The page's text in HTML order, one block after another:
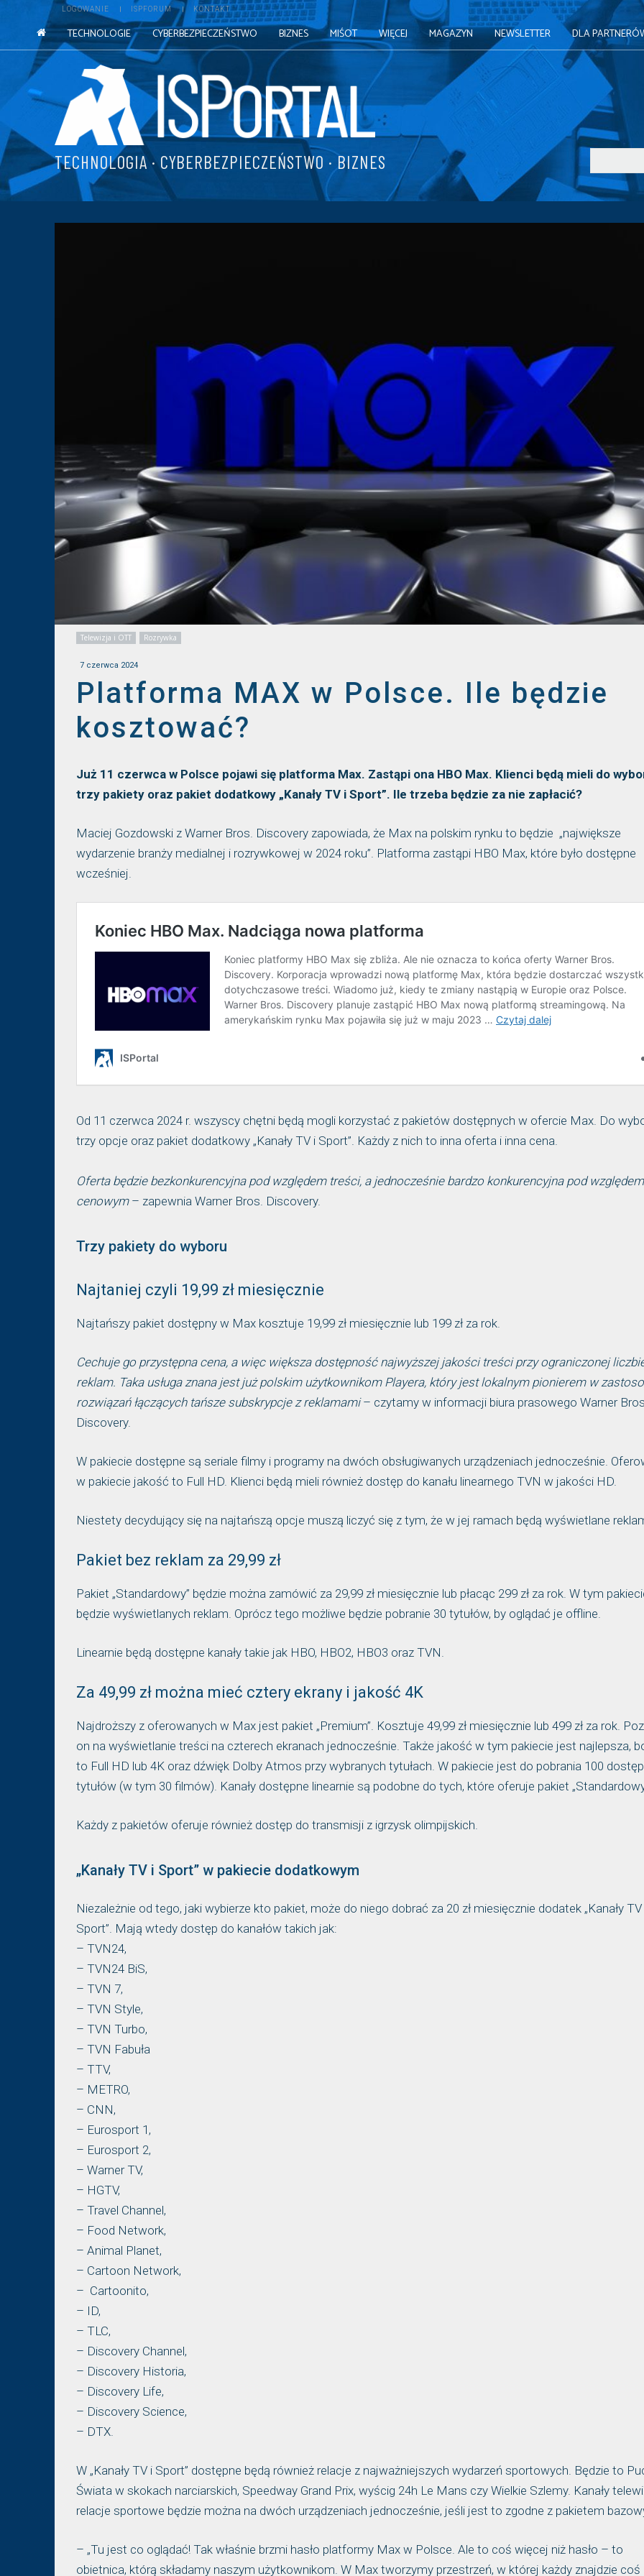
LOGOWANIE ISPFORUM KONTAKT
TECHNOLOGIE CYBERBEZPIECZEŃSTWO BIZNES MIŚOT WIĘCEJ MAGAZYN NEWSLETTER DLA
TECHNOLOGIA · CYBERBEZPIECZEŃSTWO · BIZNES
Telewizja i OTT Rozrywka
7 czerwca 2024
Platforma MAX w Polsce. Ile będzie
kosztować?
Już 11 czerwca w Polsce pojawi się platforma Max. Zastąpi ona HBO Max. Klienci będą mieli do
trzy pakiety oraz pakiet dodatkowy „Kanały TV i Sport”. Ile trzeba będzie za nie zapłacić?
Maciej Gozdowski z Warner Bros. Discovery zapowiada, że Max na polskim rynku to będzie „największe
wydarzenie branży medialnej i rozrywkowej w 2024 roku”. Platforma zastąpi HBO Max, które było dostępne
wcześniej.
Od 11 czerwca 2024 r. wszyscy chętni będą mogli korzystać z pakietów dostępnych w ofercie Max. Do
trzy opcje oraz pakiet dodatkowy „Kanały TV i Sport”. Każdy z nich to inna oferta i inna cena.
Oferta będzie bezkonkurencyjna pod względem treści, a jednocześnie bardzo konkurencyjna pod względem
cenowym– zapewnia Warner Bros. Discovery.
Trzy pakiety do wyboru
Najtaniej czyli 19,99 zł miesięcznie
Najtańszy pakiet dostępny w Max kosztuje 19,99 zł miesięcznie lub 199 zł za rok.
Cechuje go przystępna cena, a więc większa dostępność najwyższej jakości treści przy ograniczonej
reklam. Taka usługa znana jest już polskim użytkownikom Playera, który jest lokalnym pionierem w
rozwiązań łączących tańsze subskrypcje z reklamami– czytamy w informacji biura prasowego Warner
Discovery.
W pakiecie dostępne są seriale filmy i programy na dwóch obsługiwanych urządzeniach jednocześnie.
w pakiecie jakość to Full HD. Klienci będą mieli również dostęp do kanału linearnego TVN w jakości HD.
Niestety decydujący się na najtańszą opcje muszą liczyć się z tym, że w jej ramach będą wyświetlane
Pakiet bez reklam za 29,99 zł
Pakiet „Standardowy” będzie można zamówić za 29,99 zł miesięcznie lub płacąc 299 zł za rok. W tym
będzie wyświetlanych reklam. Oprócz tego możliwe będzie pobranie 30 tytułów, by oglądać je offline.
Linearnie będą dostępne kanały takie jak HBO, HBO2, HBO3 oraz TVN.
Za 49,99 zł można mieć cztery ekrany i jakość 4K
Najdroższy z oferowanych w Max jest pakiet „Premium”. Kosztuje 49,99 zł miesięcznie lub 499 zł za rok.
on na wyświetlanie treści na czterech ekranach jednocześnie. Także jakość w tym pakiecie jest najlepsza,
to Full HD lub 4K oraz dźwięk Dolby Atmos przy wybranych tytułach. W pakiecie jest do pobrania 100
tytułów (w tym 30 filmów). Kanały dostępne linearnie są podobne do tych, które oferuje pakiet
Każdy z pakietów oferuje również dostęp do transmisji z igrzysk olimpijskich.
„Kanały TV i Sport” w pakiecie dodatkowym
Niezależnie od tego, jaki wybierze kto pakiet, może do niego dobrać za 20 zł miesięcznie dodatek „Kanały TV
Sport”. Mają wtedy dostęp do kanałów takich jak:
– TVN24,
– TVN24 BiS,
– TVN 7,
– TVN Style,
– TVN Turbo,
– TVN Fabuła
– TTV,
– METRO,
– CNN,
– Eurosport 1,
– Eurosport 2,
– Warner TV,
– HGTV,
– Travel Channel,
– Food Network,
– Animal Planet,
– Cartoon Network,
– Cartoonito,
– ID,
– TLC,
– Discovery Channel,
– Discovery Historia,
– Discovery Life,
– Discovery Science,
– DTX.
W „Kanały TV i Sport” dostępne będą również relacje z najważniejszych wydarzeń sportowych. Będzie to
Świata w skokach narciarskich, Speedway Grand Prix, wyścig 24h Le Mans czy Wielkie Szlemy. Kanały
relacje sportowe będzie można na dwóch urządzeniach jednocześnie, jeśli jest to zgodne z pakietem
– „Tu jest co oglądać! Tak właśnie brzmi hasło platformy Max w Polsce. Ale to coś więcej niż hasło – to
obietnica, którą składamy naszym użytkownikom. W Max tworzymy przestrzeń, w której każdy znajdzie coś